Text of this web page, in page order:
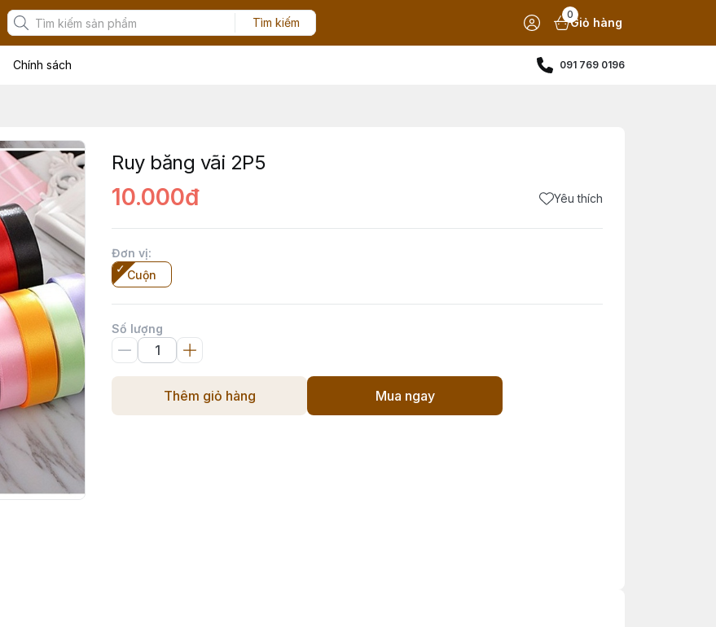
Tìm kiếm
0
Giỏ hàng
Chính sách 091 769 0196
Ruy băng vãi 2P5
10.000đ Yêu thích
Đơn vị:
Cuộn
Số lượng
Thêm giỏ hàng Mua ngay